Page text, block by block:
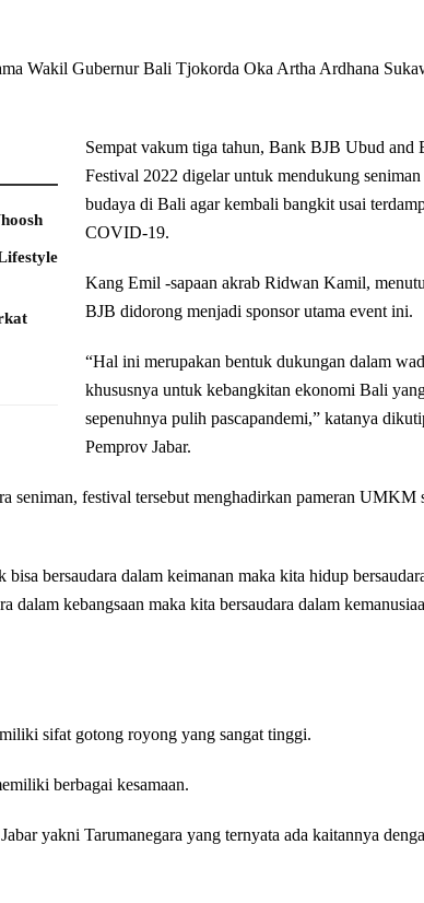
Wakil Gubernur Bali Tjokorda Oka Artha Ardhana
Sempat vakum tiga tahun, Bank BJB Ubud and
Festival 2022 digelar untuk mendukung seniman
budaya di Bali agar kembali bangkit usai
COVID-19.
Kang Emil -sapaan akrab Ridwan Kamil,
BJB didorong menjadi sponsor utama event ini.
“Hal ini merupakan bentuk dukungan dalam
khususnya untuk kebangkitan ekonomi Bali
sepenuhnya pulih pascapandemi,” katanya
Pemprov Jabar.
seniman, festival tersebut menghadirkan pameran UMKM
bersaudara dalam keimanan maka kita hidup
dalam kebangsaan maka kita bersaudara dalam
sifat gotong royong yang sangat tinggi.
berbagai kesamaan.
yakni Tarumanegara yang ternyata ada kaitannya